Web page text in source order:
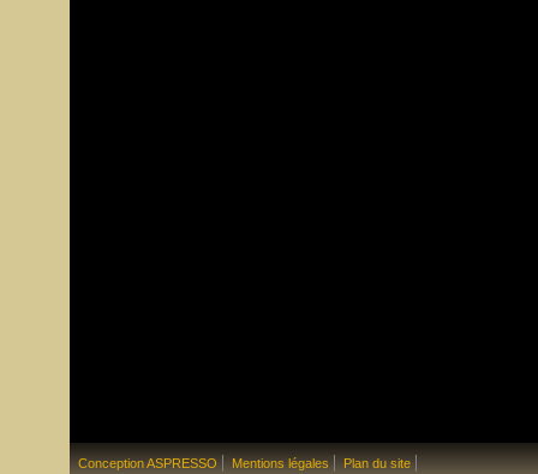
Conception ASPRESSO Mentions légales Plan du site